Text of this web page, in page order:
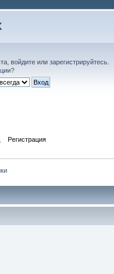
войдите илизарегистрируйтесь
?
Регистрация